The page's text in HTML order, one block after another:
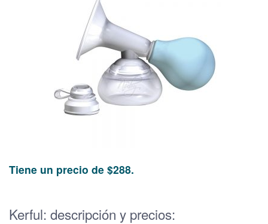
Tiene un precio de $288.
Kerful: descripción y precios: